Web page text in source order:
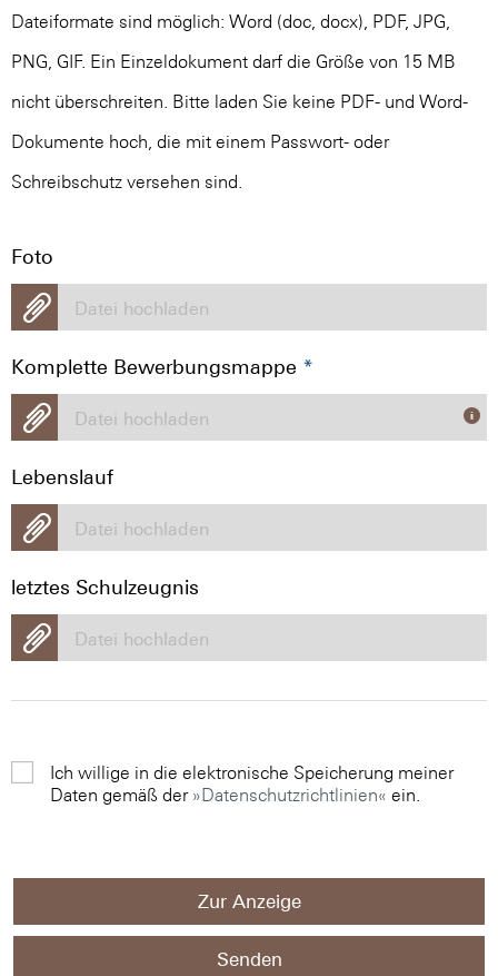
Dateiformate sind möglich: Word (doc, docx), PDF, JPG,
PNG, GIF. Ein Einzeldokument darf die Größe von 15 MB
nicht überschreiten. Bitte laden Sie keine PDF- und Word-
Dokumente hoch, die mit einem Passwort- oder
Schreibschutz versehen sind.
Foto
Datei hochladen
Komplette Bewerbungsmappe *
Datei hochladen
Lebenslauf
Datei hochladen
letztes Schulzeugnis
Datei hochladen
Ich willige in die elektronische Speicherung meiner
Daten gemäß der
Datenschutzrichtlinien ein.
Zur Anzeige
Senden